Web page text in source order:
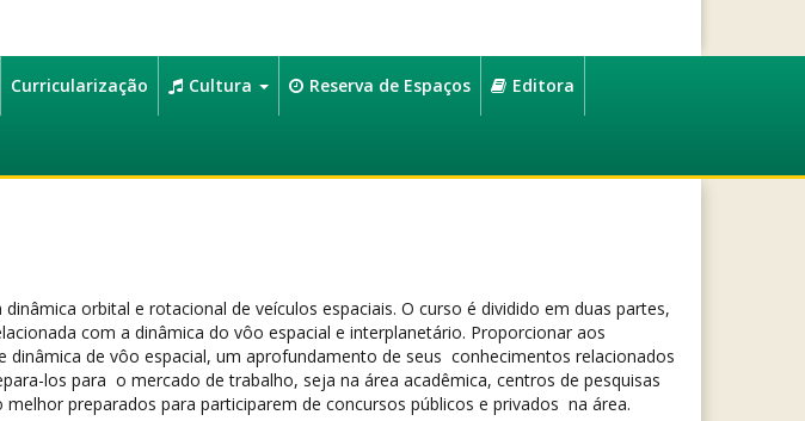
Curricularização Cultura Reserva de Espaços Editora
orbital e rotacional de veículos espaciais. O curso é dividido em duas partes,
com a dinâmica do vôo espacial e interplanetário. Proporcionar aos
de vôo espacial, um aprofundamento de seus conhecimentos relacionados
los para o mercado de trabalho, seja na área acadêmica, centros de pesquisas
preparados para participarem de concursos públicos e privados na área.